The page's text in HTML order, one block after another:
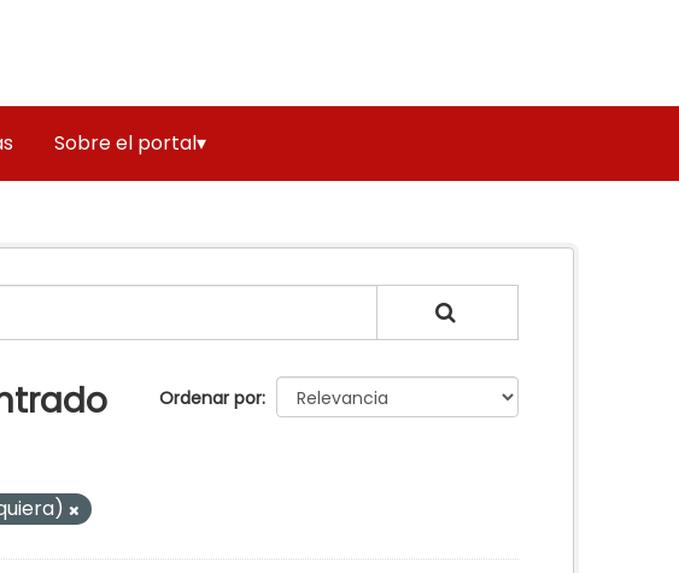
Sobre el portal▾
Ordenar por